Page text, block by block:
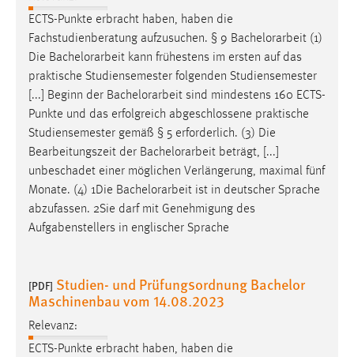
ECTS-Punkte erbracht haben, haben die
Fachstudienberatung aufzusuchen. § 9 Bachelorarbeit (1)
Die Bachelorarbeit kann frühestens im ersten auf das
praktische Studiensemester folgenden Studiensemester
[...] Beginn der Bachelorarbeit sind mindestens 160 ECTS-
Punkte und das erfolgreich abgeschlossene praktische
Studiensemester gemäß § 5 erforderlich. (3) Die
Bearbeitungszeit der Bachelorarbeit beträgt, [...]
unbeschadet einer möglichen Verlängerung, maximal fünf
Monate. (4) 1Die Bachelorarbeit ist in deutscher Sprache
abzufassen. 2Sie darf mit Genehmigung des
Aufgabenstellers in englischer Sprache
[PDF] Studien- und Prüfungsordnung Bachelor
Maschinenbau vom 14.08.2023
Relevanz:
ECTS-Punkte erbracht haben, haben die
1 Jahr
Performance
Name:
staticfilecache
Zweck:
Für performante Seitenauslieferung wird in diesem Cookie
gespeichert, ob man eingeloggt ist.
Sprachpräferenz
Zweck:
Cookie Laufzeit: